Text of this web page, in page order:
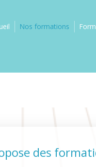
Nos formations
des